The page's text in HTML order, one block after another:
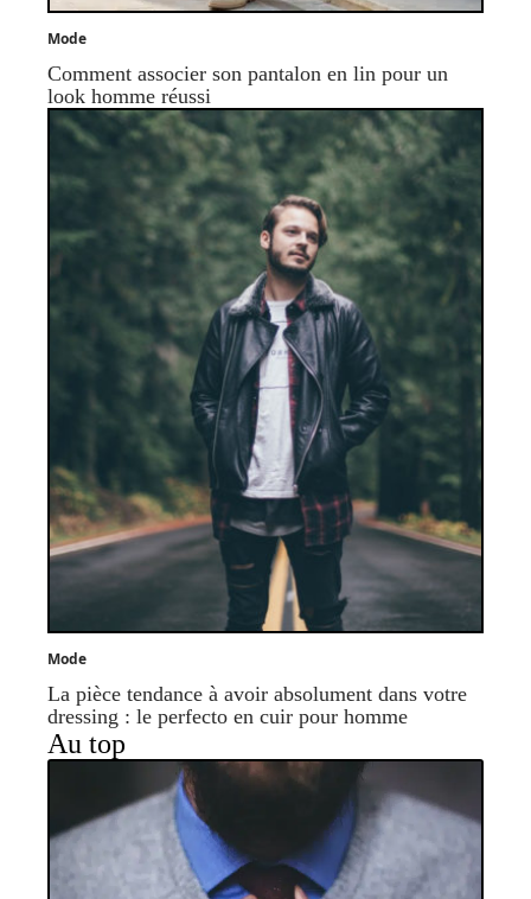
Mode
Comment associer son pantalon en lin pour un
look homme réussi
Mode
La pièce tendance à avoir absolument dans votre
dressing : le perfecto en cuir pour homme
Au top